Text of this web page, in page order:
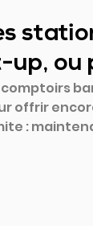
up,
comptoirs
offrir
: